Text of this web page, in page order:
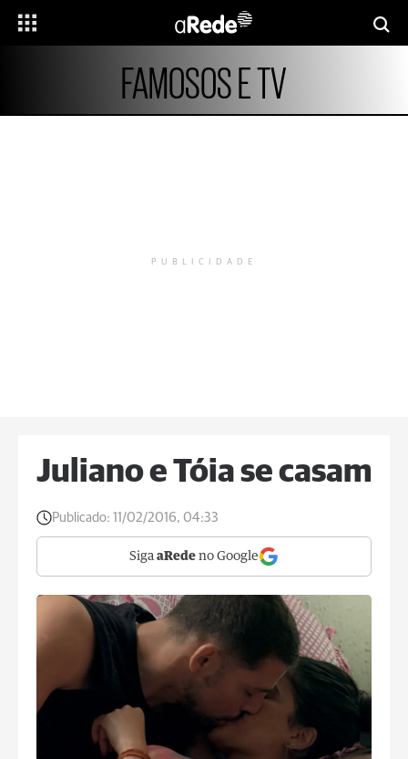
FAMOSOS E TV
PUBLICIDADE
Juliano e Tóia se casam
Publicado: 11/02/2016, 04:33
Siga aRede no Google